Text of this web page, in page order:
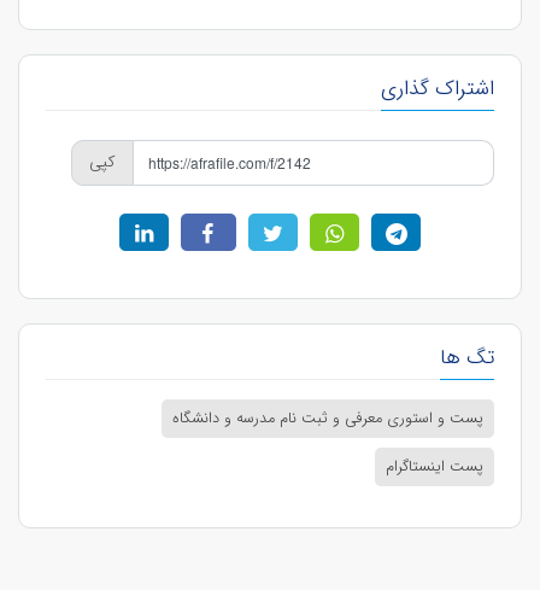
اشتراک گذاری
کپی
تگ ها
پست و استوری معرفی و ثبت نام مدرسه و دانشگاه
پست اینستاگرام